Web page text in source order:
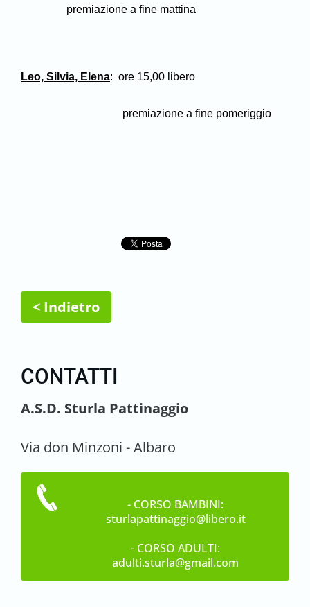
premiazione a fine mattina
Leo, Silvia, Elena: ore 15,00 libero
premiazione a fine pomeriggio
< Indietro
CONTATTI
A.S.D. Sturla Pattinaggio
Via don Minzoni - Albaro
- CORSO BAMBINI:
sturlapattinaggio@libero.it
- CORSO ADULTI:
adulti.sturla@gmail.com